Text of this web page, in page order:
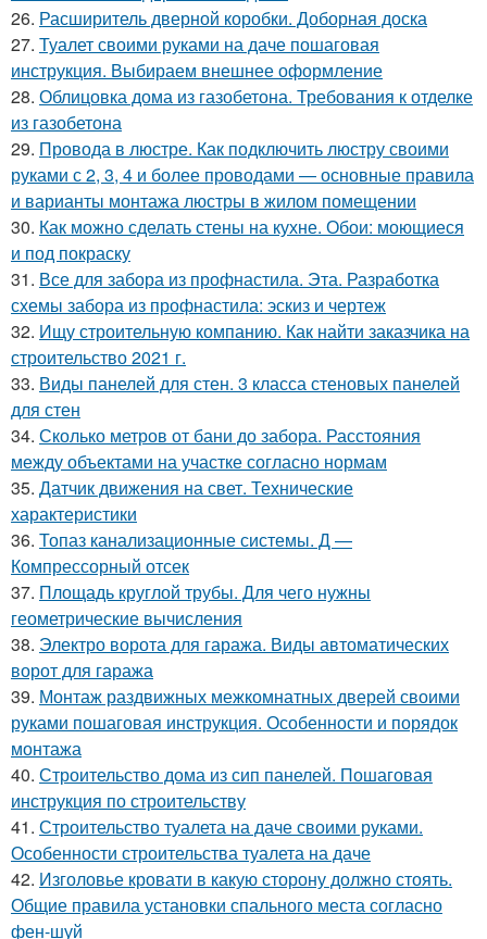
26. Расширитель дверной коробки. Доборная доска
27. Туалет своими руками на даче пошаговая
инструкция. Выбираем внешнее оформление
28. Облицовка дома из газобетона. Требования к отделке
из газобетона
29. Провода в люстре. Как подключить люстру своими
руками с 2, 3, 4 и более проводами — основные правила
и варианты монтажа люстры в жилом помещении
30. Как можно сделать стены на кухне. Обои: моющиеся
и под покраску
31. Все для забора из профнастила. Эта. Разработка
схемы забора из профнастила: эскиз и чертеж
32. Ищу строительную компанию. Как найти заказчика на
строительство 2021 г.
33. Виды панелей для стен. 3 класса стеновых панелей
для стен
34. Сколько метров от бани до забора. Расстояния
между объектами на участке согласно нормам
35. Датчик движения на свет. Технические
характеристики
36. Топаз канализационные системы. Д —
Компрессорный отсек
37. Площадь круглой трубы. Для чего нужны
геометрические вычисления
38. Электро ворота для гаража. Виды автоматических
ворот для гаража
39. Монтаж раздвижных межкомнатных дверей своими
руками пошаговая инструкция. Особенности и порядок
монтажа
40. Строительство дома из сип панелей. Пошаговая
инструкция по строительству
41. Строительство туалета на даче своими руками.
Особенности строительства туалета на даче
42. Изголовье кровати в какую сторону должно стоять.
Общие правила установки спального места согласно
фен-шуй